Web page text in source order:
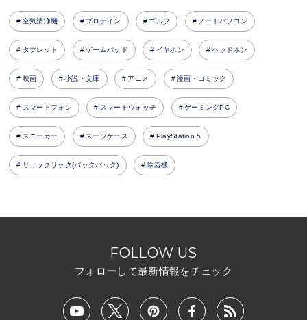
空気清浄機 プロテイン ゴルフ ノートパソコン
タブレット ゲームパッド イヤホン ヘッドホン
映画 小説・文庫 アニメ 漫画・コミック
スマートフォン スマートウォッチ ゲーミングPC
スニーカー スーツケース PlayStation 5
リュックサック(バックパック) 除湿機
FOLLOW US
フォローして最新情報をチェック